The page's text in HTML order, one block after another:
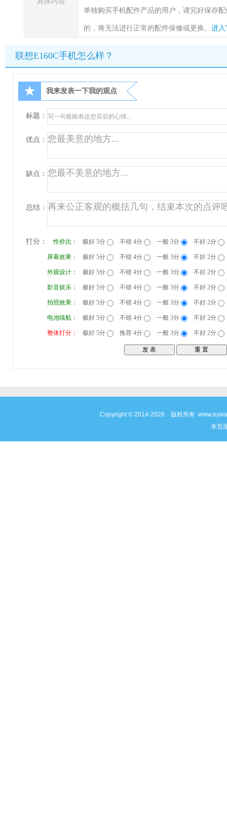
单独购买手机配件产品的用户，请完好保存
的，将无法进行正常的配件保修或更换。 进入
联想E160C手机怎么样？
★ 我来发表一下我的观点
标题：
优点：
缺点：
总结：
打分： 性价比： 极好 5分 不错 4分 一般 3分 不好 2分
屏幕效果： 极好 5分 不错 4分 一般 3分 不好 2分
外观设计： 极好 5分 不错 4分 一般 3分 不好 2分
影音娱乐： 极好 5分 不错 4分 一般 3分 不好 2分
拍照效果： 极好 5分 不错 4分 一般 3分 不好 2分
电池续航： 极好 5分 不错 4分 一般 3分 不好 2分
整体打分： 极好 5分 推荐 4分 一般 3分 不好 2分
Copyright © 2014-2026 版权所有
本页